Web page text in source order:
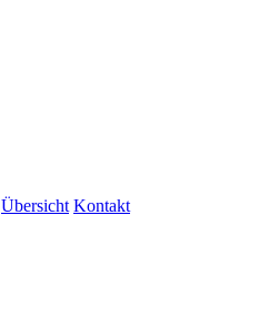
Übersicht Kontakt